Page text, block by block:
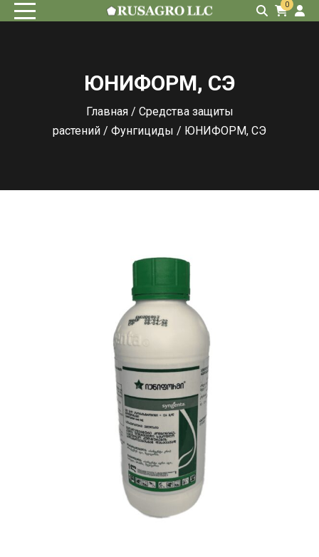
0
ЮНИФОРМ, СЭ
Главная/ Средства защиты
растений / Фунгициды / ЮНИФОРМ, СЭ